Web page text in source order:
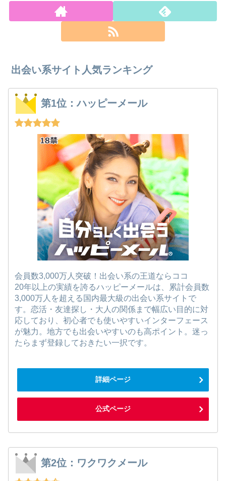
出会い系サイト人気ランキング
第1位：ハッピーメール
会員数3,000万人突破！出会い系の王道ならココ
20年以上の実績を誇るハッピーメールは、累計会員数
3,000万人を超える国内最大級の出会い系サイトで
す。恋活・友達探し・大人の関係まで幅広い目的に対
応しており、初心者でも使いやすいインターフェース
が魅力。地方でも出会いやすいのも高ポイント。迷っ
たらまず登録しておきたい一択です。
詳細ページ
公式ページ
第2位：ワクワクメール